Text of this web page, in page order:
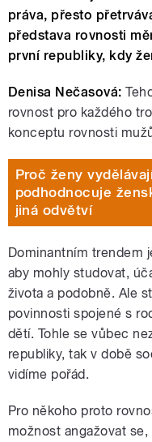
práva, přesto
představa rovnosti
první republiky, kdy
Denisa Nečasová:
rovnost pro každého
konceptu rovnosti
Proč ženy
podhodnocuje
jiná odvětví
Dominantním trendem
aby mohly studovat,
života a podobně. Ale
povinnosti spojené s
dětí. Tohle se vůbec
republiky, tak v době
vidíme pořád.
Pro někoho proto
možnost angažovat